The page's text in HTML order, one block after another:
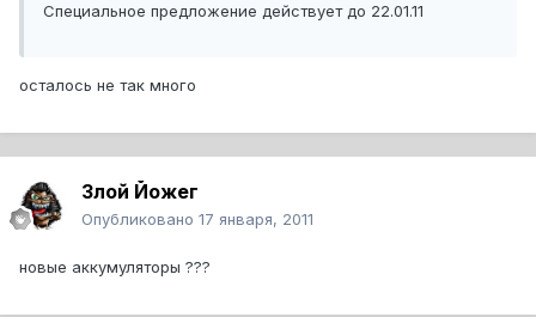
Специальное предложение действует до 22.01.11
осталось не так много
Злой Йожег
Опубликовано 17 января, 2011
новые аккумуляторы ???